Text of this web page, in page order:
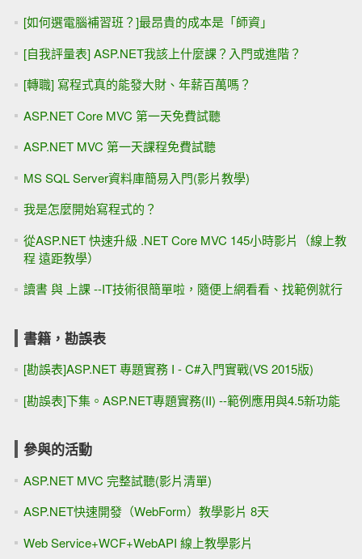
[如何選電腦補習班？]最昂貴的成本是「師資」
[自我評量表] ASP.NET我該上什麼課？入門或進階？
[轉職] 寫程式真的能發大財、年薪百萬嗎？
ASP.NET Core MVC 第一天免費試聽
ASP.NET MVC 第一天課程免費試聽
MS SQL Server資料庫簡易入門(影片教學)
我是怎麼開始寫程式的？
從ASP.NET 快速升級 .NET Core MVC 145小時影片（線上教
程 遠距教學）
讀書 與 上課 --IT技術很簡單啦，隨便上網看看、找範例就行
書籍，勘誤表
[勘誤表]ASP.NET 專題實務 I - C#入門實戰(VS 2015版)
[勘誤表]下集。ASP.NET專題實務(II) --範例應用與4.5新功能
參與的活動
ASP.NET MVC 完整試聽(影片清單)
ASP.NET快速開發（WebForm）教學影片 8天
Web Service+WCF+WebAPI 線上教學影片